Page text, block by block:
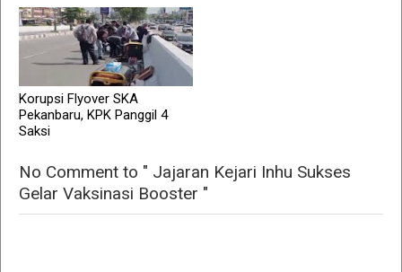
Korupsi Flyover SKA
Pekanbaru, KPK Panggil 4
Saksi
No Comment to " Jajaran Kejari Inhu Sukses
Gelar Vaksinasi Booster "